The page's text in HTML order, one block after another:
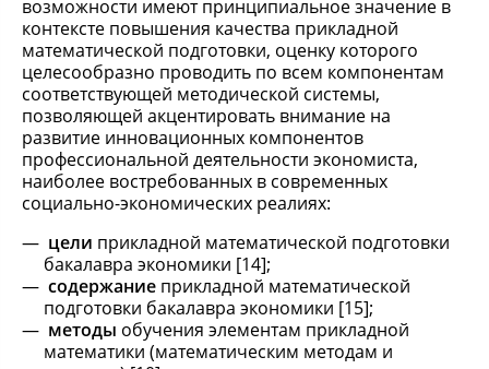
возможности имеют принципиальное значение в
контексте повышения качества прикладной
математической подготовки, оценку которого
целесообразно проводить по всем компонентам
соответствующей методической системы,
позволяющей акцентировать внимание на
развитие инновационных компонентов
профессиональной деятельности экономиста,
наиболее востребованных в современных
социально-экономических реалиях:
цели прикладной математической подготовки
бакалавра экономики [14];
содержание прикладной математической
подготовки бакалавра экономики [15];
методы обучения элементам прикладной
математики (математическим методам и